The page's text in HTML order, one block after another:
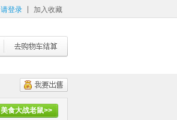
请登录 加入收藏
美食大战老鼠>>